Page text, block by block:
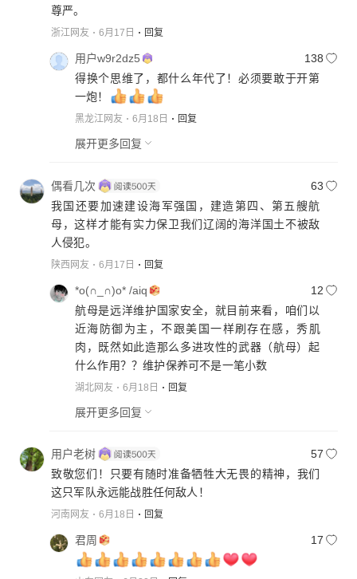
尊严。
浙江网友 6月17日 回复
用户w9r2dz5
138
得换个思维了，都什么年代了！必须要敢于开第
一炮！
黑龙江网友 6月18日 回复
展开更多回复
偶看几次
63
我国还要加速建设海军强国，建造第四、第五艘航
母，这样才能有实力保卫我们辽阔的海洋国土不被敌
人侵犯。
陕西网友 6月17日 回复
*o(∩_∩)o* /aiq
12
航母是远洋维护国家安全，就目前来看，咱们以
近海防御为主，不跟美国一样刷存在感，秀肌
肉，既然如此造那么多进攻性的武器（航母）起
什么作用？？维护保养可不是一笔小数
湖北网友 6月18日 回复
展开更多回复
用户老树
57
致敬您们！只要有随时准备牺牲大无畏的精神，我们
这只军队永远能战胜任何敌人！
河南网友 6月18日 回复
君周 17